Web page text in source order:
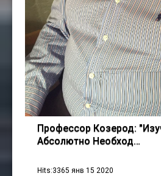
Профессор Козерод:
Абсолютно Необход…
Hits:3365 янв 15 2020